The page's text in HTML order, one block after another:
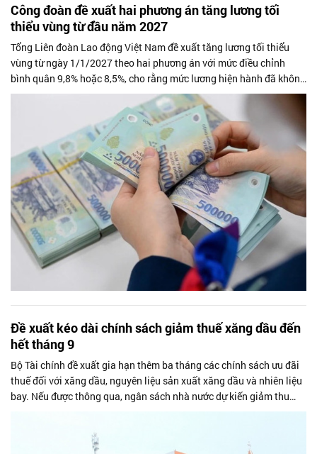
Công đoàn đề xuất hai phương án tăng lương tối
thiểu vùng từ đầu năm 2027
Tổng Liên đoàn Lao động Việt Nam đề xuất tăng lương tối thiểu
vùng từ ngày 1/1/2027 theo hai phương án với mức điều chỉnh
bình quân 9,8% hoặc 8,5%, cho rằng mức lương hiện hành đã không
còn theo kịp chi...
Đề xuất kéo dài chính sách giảm thuế xăng dầu đến
hết tháng 9
Bộ Tài chính đề xuất gia hạn thêm ba tháng các chính sách ưu đãi
thuế đối với xăng dầu, nguyên liệu sản xuất xăng dầu và nhiên liệu
bay. Nếu được thông qua, ngân sách nhà nước dự kiến giảm thu